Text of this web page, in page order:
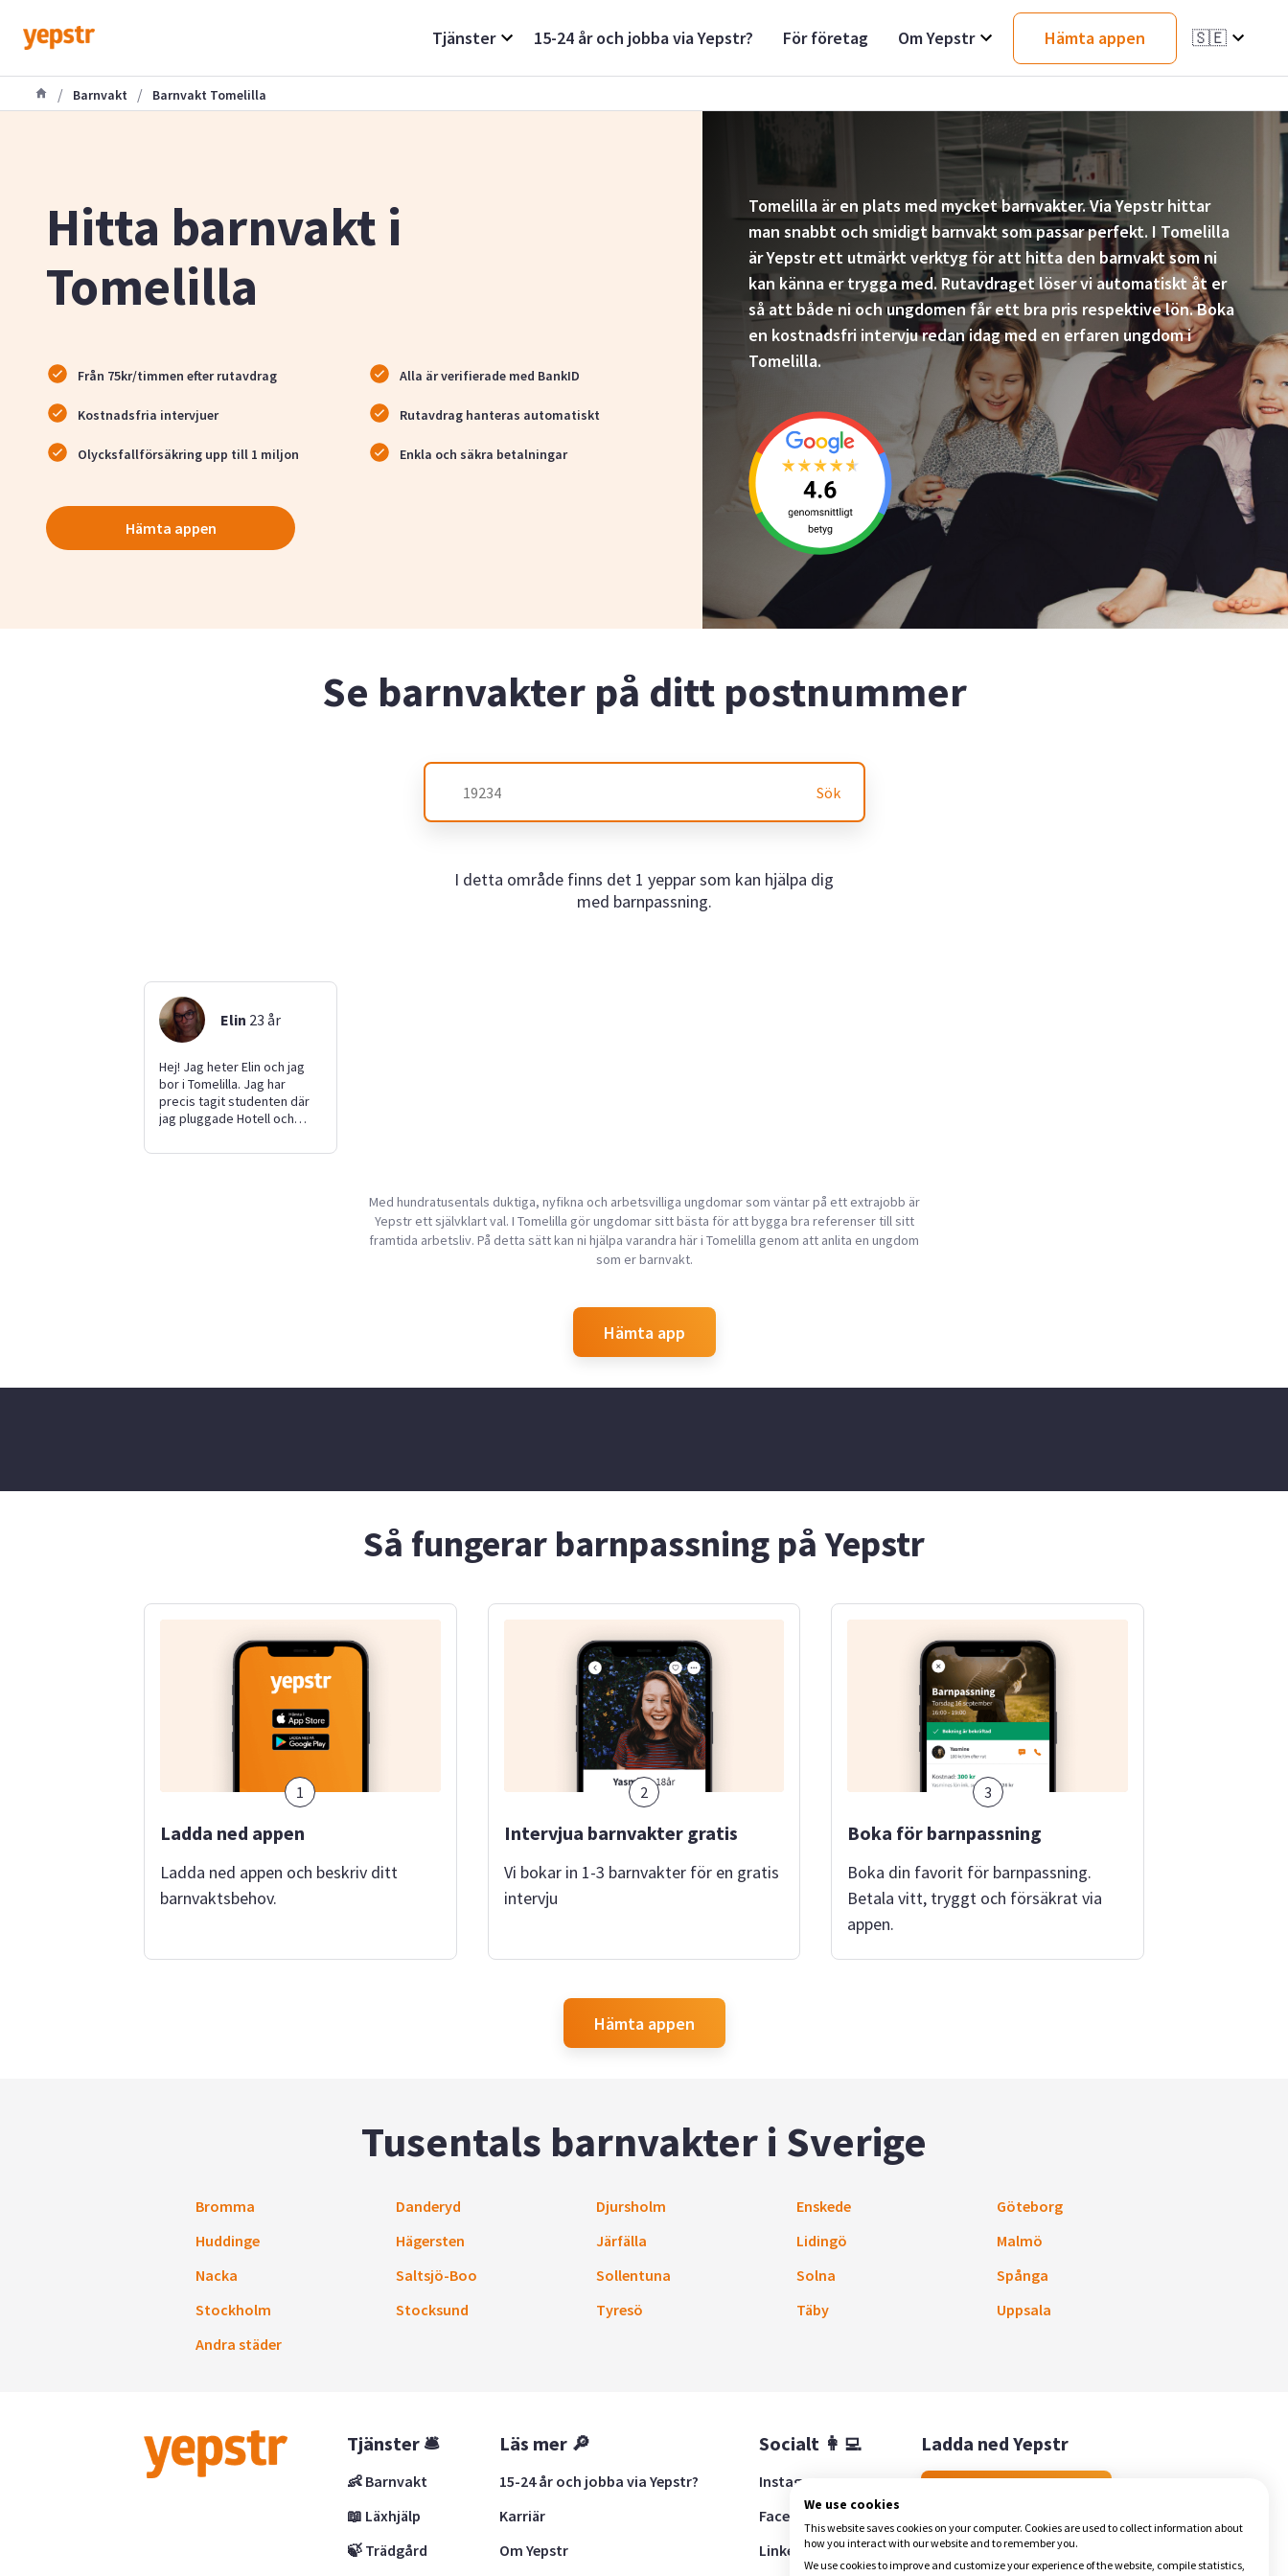
Tjänster 15-24 år och jobba via Yepstr? För företag Om Yepstr Hämta appen 🇸🇪
/ Barnvakt / Barnvakt Tomelilla
Hitta barnvakt i
Tomelilla
Från 75kr/timmen efter rutavdrag Alla är verifierade med BankID
Kostnadsfria intervjuer Rutavdrag hanteras automatiskt
Olycksfallförsäkring upp till 1 miljon Enkla och säkra betalningar
Hämta appen
Tomelilla är en plats med mycket barnvakter. Via Yepstr hittar
man snabbt och smidigt barnvakt som passar perfekt. I Tomelilla
är Yepstr ett utmärkt verktyg för att hitta den barnvakt som ni
kan känna er trygga med. Rutavdraget löser vi automatiskt åt er
så att både ni och ungdomen får ett bra pris respektive lön. Boka
en kostnadsfri intervju redan idag med en erfaren ungdom i
Tomelilla.
Se barnvakter på ditt postnummer
Sök
I detta område finns det 1 yeppar som kan hjälpa dig
med barnpassning.
Elin 23 år
Hej! Jag heter Elin och jag
bor i Tomelilla. Jag har
precis tagit studenten där
jag pluggade Hotell och
jag att dansa och hänga
Med hundratusentals duktiga, nyfikna och arbetsvilliga ungdomar som väntar på ett extrajobb är
Yepstr ett självklart val. I Tomelilla gör ungdomar sitt bästa för att bygga bra referenser till sitt
framtida arbetsliv. På detta sätt kan ni hjälpa varandra här i Tomelilla genom att anlita en ungdom
som er barnvakt.
Hämta app
Så fungerar barnpassning på Yepstr
1
Ladda ned appen
Ladda ned appen och beskriv ditt
barnvaktsbehov.
2
Intervjua barnvakter gratis
Vi bokar in 1-3 barnvakter för en gratis
intervju
3
Boka för barnpassning
Boka din favorit för barnpassning.
Betala vitt, tryggt och försäkrat via
appen.
Hämta appen
Tusentals barnvakter i Sverige
Bromma Danderyd Djursholm Enskede
Göteborg
Huddinge
Hägersten Järfälla Lidingö
Malmö
Nacka
Saltsjö-Boo Sollentuna Solna
Spånga
Stockholm
Stocksund Tyresö Täby
Uppsala
Andra städer
Tjänster 🛎
👶 Barnvakt
📖 Läxhjälp
🍃 Trädgård
Läs mer 🔎
15-24 år och jobba via Yepstr?
Karriär
Om Yepstr
Socialt 👩‍💻
Instagram
Facebook
LinkedIn
Ladda ned Yepstr
We use cookies
This website saves cookies on your computer. Cookies are used to collect information about
how you interact with our website and to remember you.
We use cookies to improve and customize your experience of the website, compile statistics,